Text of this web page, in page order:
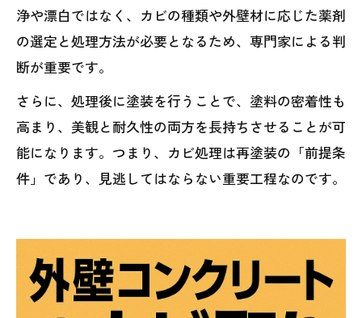
浄や漂白ではなく、カビの種類や外壁材に応じた薬剤
の選定と処理方法が必要となるため、専門家による判
断が重要です。
さらに、処理後に塗装を行うことで、塗料の密着性も
高まり、美観と耐久性の両方を長持ちさせることが可
能になります。つまり、カビ処理は再塗装の「前提条
件」であり、見逃してはならない重要工程なのです。